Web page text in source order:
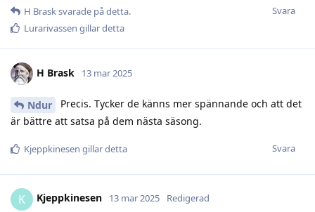
Svara
H Brasksvarade på detta.
Lurarivassen gillar detta
H Brask 13 mar 2025
Ndur
Precis. Tycker de känns mer spännande och att det
är bättre att satsa på dem nästa säsong.
Svara
Kjeppkinesen gillar detta
K Kjeppkinesen 13 mar 2025 Redigerad